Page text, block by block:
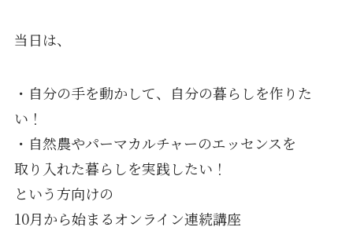
当日は、
・自分の手を動かして、自分の暮らしを作りた
い！
・自然農やパーマカルチャーのエッセンスを
取り入れた暮らしを実践したい！
という方向けの
10月から始まるオンライン連続講座